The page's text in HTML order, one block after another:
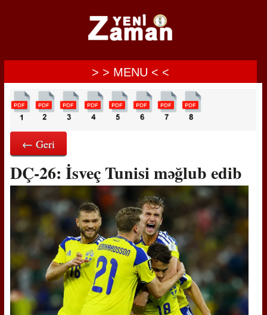
> > MENU < <
← Geri
DÇ-26: İsveç Tunisi məğlub edib